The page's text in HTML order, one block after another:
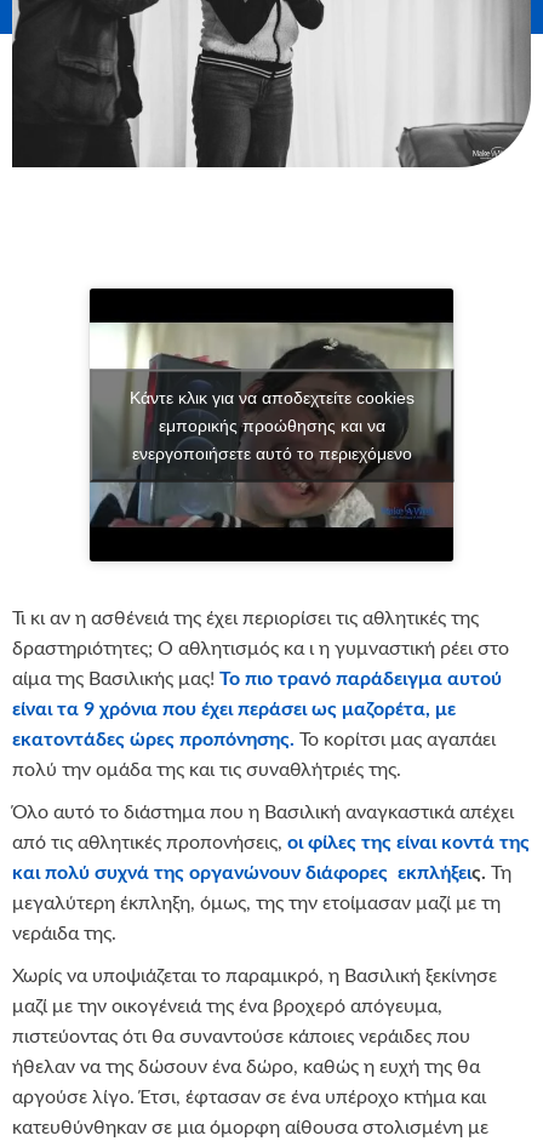
Κάντε κλικ για να αποδεχτείτε cookies
εμπορικής προώθησης και να
ενεργοποιήσετε αυτό το περιεχόμενο
Τι κι αν η ασθένειά της έχει περιορίσει τις αθλητικές της
δραστηριότητες; Ο αθλητισμός κα ι η γυμναστική ρέει στο
αίμα της Βασιλικής μας! Το πιο τρανό παράδειγμα αυτού
είναι τα 9 χρόνια που έχει περάσει ως μαζορέτα, με
εκατοντάδες ώρες προπόνησης. Το κορίτσι μας αγαπάει
πολύ την ομάδα της και τις συναθλήτριές της.
Όλο αυτό το διάστημα που η Βασιλική αναγκαστικά απέχει
από τις αθλητικές προπονήσεις, οι φίλες της είναι κοντά της
και πολύ συχνά της οργανώνουν διάφορες εκπλήξεις. Τη
μεγαλύτερη έκπληξη, όμως, της την ετοίμασαν μαζί με τη
νεράιδα της.
Χωρίς να υποψιάζεται το παραμικρό, η Βασιλική ξεκίνησε
μαζί με την οικογένειά της ένα βροχερό απόγευμα,
πιστεύοντας ότι θα συναντούσε κάποιες νεράιδες που
ήθελαν να της δώσουν ένα δώρο, καθώς η ευχή της θα
αργούσε λίγο. Έτσι, έφτασαν σε ένα υπέροχο κτήμα και
κατευθύνθηκαν σε μια όμορφη αίθουσα στολισμένη με